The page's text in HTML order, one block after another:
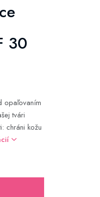
30
opaľovaním
tvári
chráni kožu